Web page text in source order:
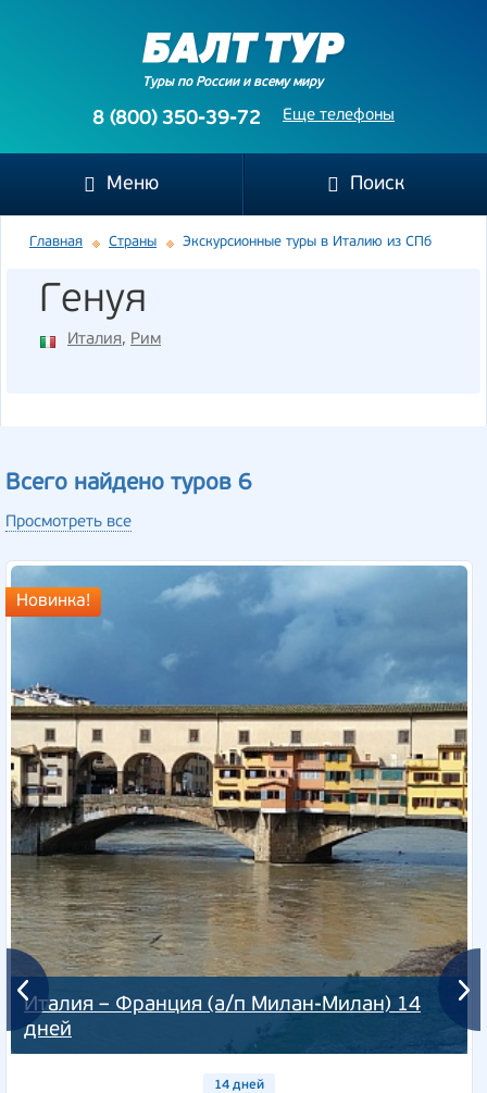
Туры по России и всему миру
Еще телефоны
8 (800) 350-39-72
Меню Поиск
Главная Страны Экскурсионные туры в Италию из СПб
Генуя
Италия, Рим
Всего найдено туров 6
Просмотреть все
Италия – Франция (а/п Милан-Милан) 14
дней
Новинка!
14 дней